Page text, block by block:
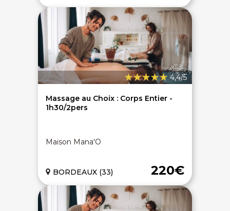
4,4/5
Massage au Choix : Corps Entier -
1h30/2pers
Maison Mana'O
220€
BORDEAUX (33)